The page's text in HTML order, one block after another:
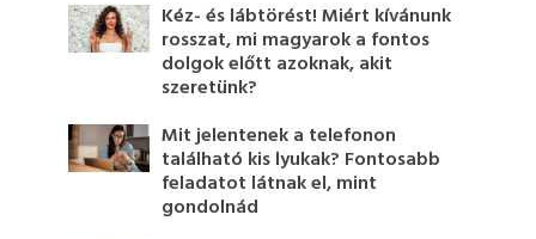
Kéz- és lábtörést! Miért kívánunk
rosszat, mi magyarok a fontos
dolgok előtt azoknak, akit
szeretünk?
Mit jelentenek a telefonon
található kis lyukak? Fontosabb
feladatot látnak el, mint
gondolnád